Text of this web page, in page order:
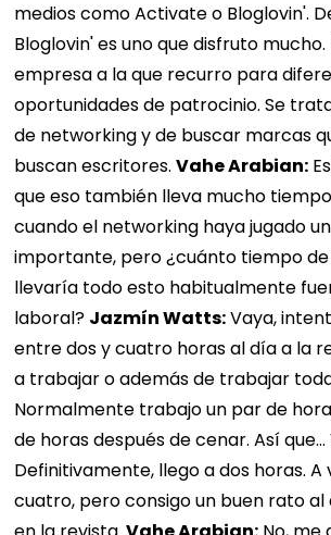
medios como Activate o Bloglovin'.
Bloglovin' es uno que disfruto mucho.
empresa a la que recurro para
oportunidades de patrocinio. Se
de networking y de buscar marcas
buscan escritores.Vahe Arabian:
que eso también lleva mucho
cuando el networking haya jugado
importante, pero ¿cuánto tiempo
llevaría todo esto habitualmente
laboral? Jazmín Watts:Vaya,
entre dos y cuatro horas al día a la
a trabajar o además de trabajar
Normalmente trabajo un par de
de horas después de cenar. Así
Definitivamente, llego a dos horas. A
cuatro, pero consigo un buen rato